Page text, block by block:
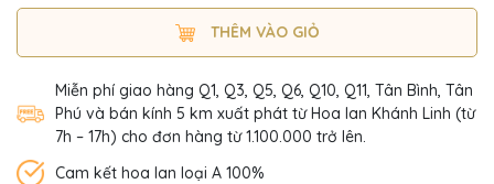
THÊM VÀO GIỎ
Miễn phí giao hàng Q1, Q3, Q5, Q6, Q10, Q11, Tân Bình, Tân
Phú và bán kính 5 km xuất phát từ Hoa lan Khánh Linh (từ
7h – 17h) cho đơn hàng từ 1.100.000 trở lên.
Cam kết hoa lan loại A 100%